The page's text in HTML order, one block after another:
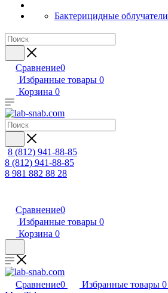
Бактерицидные облучатели
Сравнение0
Избранные товары 0
Корзина 0
8 (812) 941-88-85
8 (812) 941-88-85
8 981 882 88 28
Сравнение0
Избранные товары 0
Корзина 0
Сравнение0 Избранные товары 0